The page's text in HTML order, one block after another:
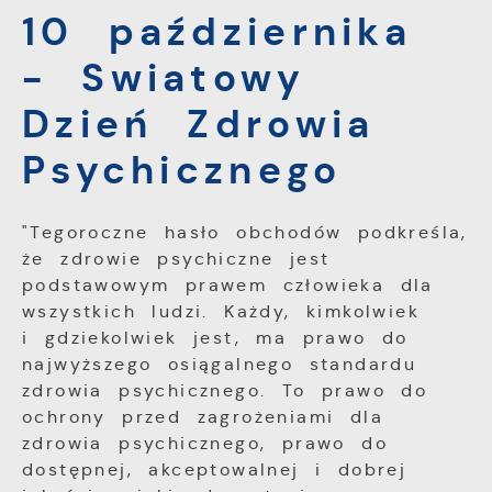
10 października
- Swiatowy
Dzień Zdrowia
Psychicznego
"Tegoroczne hasło obchodów podkreśla,
że zdrowie psychiczne jest
podstawowym prawem człowieka dla
wszystkich ludzi. Każdy, kimkolwiek
i gdziekolwiek jest, ma prawo do
najwyższego osiągalnego standardu
zdrowia psychicznego. To prawo do
ochrony przed zagrożeniami dla
zdrowia psychicznego, prawo do
dostępnej, akceptowalnej i dobrej
dostosowania Twoich ustawień preferencji
prywatności, logowania czy wypełniania
formularzy. Dzięki plikom cookies strona, z
której korzystasz, może działać bez
zakłóceń.
Funkcjonalne i personalizacyjne
Tego typu pliki cookies umożliwiają stronie
internetowej zapamiętanie wprowadzonych
przez Ciebie ustawień oraz personalizację
określonych funkcjonalności czy
prezentowanych treści.
Dzięki tym plikom cookies możemy
zapewnić Ci większy komfort korzystania z
funkcjonalności naszej strony poprzez
dopasowanie jej do Twoich indywidualnych
preferencji. Wyrażenie zgody na
funkcjonalne i personalizacyjne pliki cookies
gwarantuje dostępność większej ilości
funkcji na stronie.
Więcej
Analityczne
Analityczne pliki cookies pomagają nam
rozwijać się i dostosowywać do Twoich
potrzeb.
Cookies analityczne pozwalają na uzyskanie
informacji w zakresie wykorzystywania
Więcej